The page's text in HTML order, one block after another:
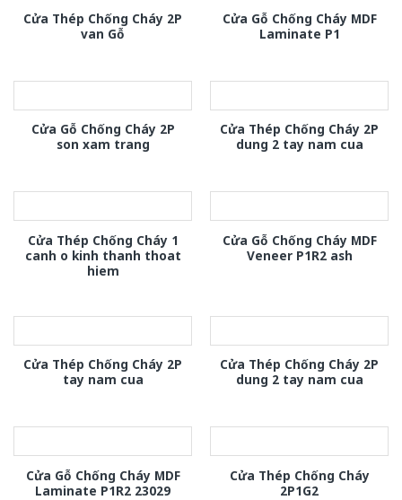
Cửa Thép Chống Cháy 2P
van Gỗ
Cửa Gỗ Chống Cháy MDF
Laminate P1
Cửa Gỗ Chống Cháy 2P
son xam trang
Cửa Thép Chống Cháy 2P
dung 2 tay nam cua
Cửa Thép Chống Cháy 1
canh o kinh thanh thoat
hiem
Cửa Gỗ Chống Cháy MDF
Veneer P1R2 ash
Cửa Thép Chống Cháy 2P
tay nam cua
Cửa Thép Chống Cháy 2P
dung 2 tay nam cua
Cửa Gỗ Chống Cháy MDF
Laminate P1R2 23029
Cửa Thép Chống Cháy
2P1G2